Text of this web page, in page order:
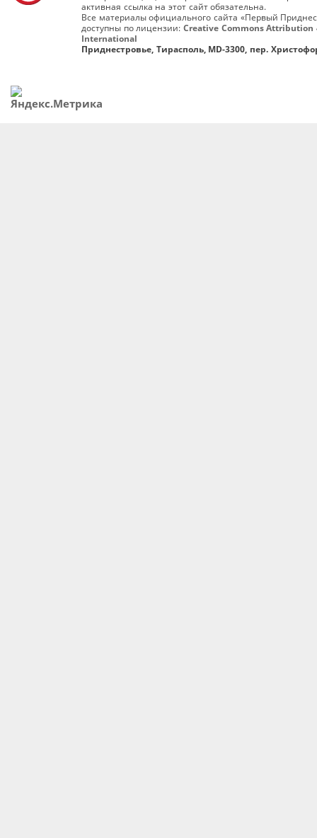
активная ссылка на этот сайт обязательна.
Все материалы официального сайта «Первый
доступны по лицензии: Creative Commons Attribution
International
Приднестровье, Тирасполь, MD-3300, пер.